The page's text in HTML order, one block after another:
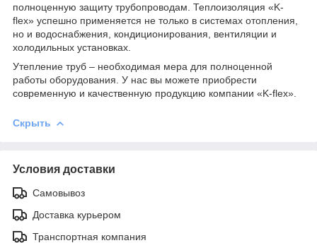
полноценную защиту трубопроводам. Теплоизоляция «K-
flex» успешно применяется не только в системах отопления,
но и водоснабжения, кондиционирования, вентиляции и
холодильных установках.
Утепление труб – необходимая мера для полноценной
работы оборудования. У нас вы можете приобрести
современную и качественную продукцию компании «K-flex».
Скрыть
Условия доставки
Самовывоз
Доставка курьером
Транспортная компания